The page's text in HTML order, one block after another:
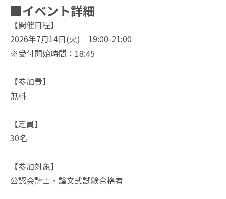
■イベント詳細
【開催日程】
2026年7月14日(火)　19:00-21:00
※受付開始時間：18:45
【参加費】
無料
【定員】
30名
【参加対象】
公認会計士・論文式試験合格者